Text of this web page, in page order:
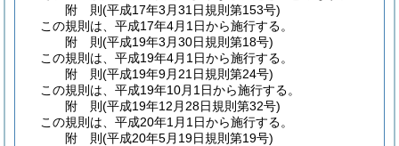
附 則(平成17年3月31日規則第153号)
この規則は、平成17年4月1日から施行する。
附 則(平成19年3月30日規則第18号)
この規則は、平成19年4月1日から施行する。
附 則(平成19年9月21日規則第24号)
この規則は、平成19年10月1日から施行する。
附 則(平成19年12月28日規則第32号)
この規則は、平成20年1月1日から施行する。
附 則(平成20年5月19日規則第19号)